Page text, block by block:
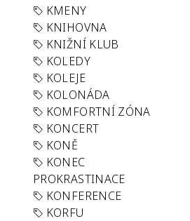
KMENY
KNIHOVNA
KNIŽNÍ KLUB
KOLEDY
KOLEJE
KOLONÁDA
KOMFORTNÍ ZÓNA
KONCERT
KONĚ
KONEC
PROKRASTINACE
KONFERENCE
KORFU